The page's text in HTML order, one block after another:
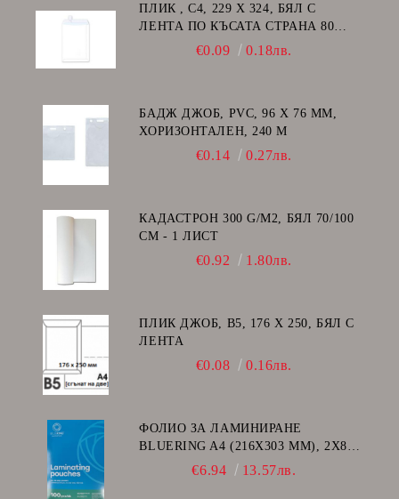
ПЛИК , C4, 229 Х 324, БЯЛ С
ЛЕНТА ПО КЪСАТА СТРАНА 80
€0.09 0.18лв.
БАДЖ ДЖОБ, PVC, 96 Х 76 ММ,
ХОРИЗОНТАЛЕН, 240 Μ
€0.14 0.27лв.
КАДАСТРОН 300 G/M2, БЯЛ 70/100
СМ - 1 ЛИСТ
€0.92 1.80лв.
ПЛИК ДЖОБ, В5, 176 Х 250, БЯЛ С
ЛЕНТА
€0.08 0.16лв.
ФОЛИО ЗА ЛАМИНИРАНЕ
BLUERING A4 (216X303 MM), 2X80
МИКРОНА 100 БР.
€6.94 13.57лв.